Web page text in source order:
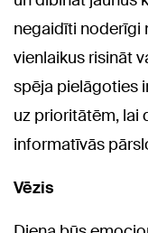
negaidīti noderīgi
vienlaikus risināt
spēja pielāgoties
uz prioritātēm, lai
informatīvās
Vēzis